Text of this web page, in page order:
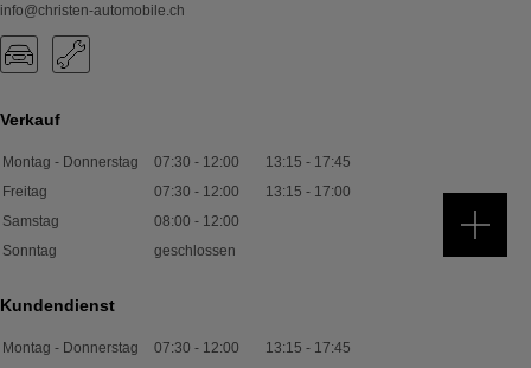
info@christen-automobile.ch
Verkauf
Montag - Donnerstag 07:30 - 12:00 13:15 - 17:45
Freitag
07:30 - 12:00 13:15 - 17:00
Samstag
08:00 - 12:00
Sonntag
geschlossen
Kundendienst
Montag - Donnerstag 07:30 - 12:00 13:15 - 17:45